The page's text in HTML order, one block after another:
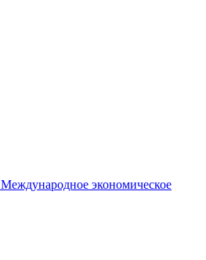
Международное экономическое